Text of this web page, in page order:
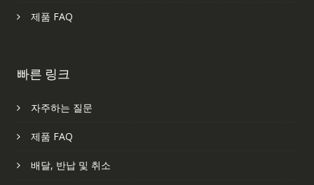
제품 FAQ
빠른 링크
자주하는 질문
제품 FAQ
배달, 반납 및 취소